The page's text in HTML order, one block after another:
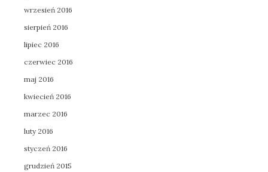
wrzesień 2016
sierpień 2016
lipiec 2016
czerwiec 2016
maj 2016
kwiecień 2016
marzec 2016
luty 2016
styczeń 2016
grudzień 2015